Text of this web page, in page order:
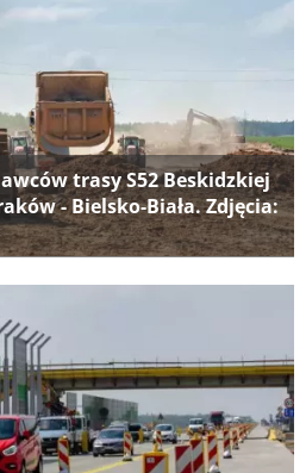
trasy S52 Beskidzkiej
- Bielsko-Biała. Zdjęcia: